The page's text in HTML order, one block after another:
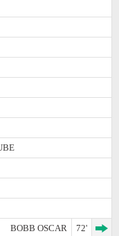
BOBB OSCAR
72'